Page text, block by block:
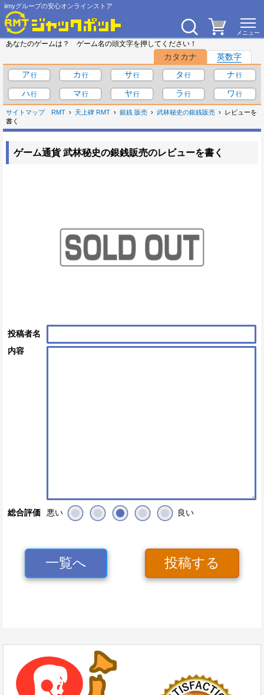
iimyグループの安心オンラインストア
あなたのゲームは？ ゲーム名の頭文字を押してください！
カタカナ
英数字
ア
カ サ タ
ナ
ハ
マ ヤ ラ ワ
サイトマップ RMT 天上碑 RMT 銀銭 販売 武林秘史の銀銭販売
レビューを
書く
ゲーム通貨 武林秘史の銀銭販売のレビューを書く
投稿者名
内容
総合評価 悪い 良い
一覧へ 投稿する